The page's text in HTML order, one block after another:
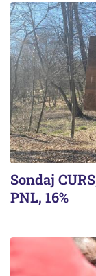
Sondaj
PNL, 16%